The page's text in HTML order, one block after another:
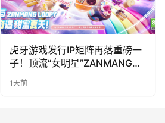
虎牙游戏发行IP矩阵再落重磅一
子！顶流“女明星”ZANMANG
奇遇》惊喜曝光
1天前